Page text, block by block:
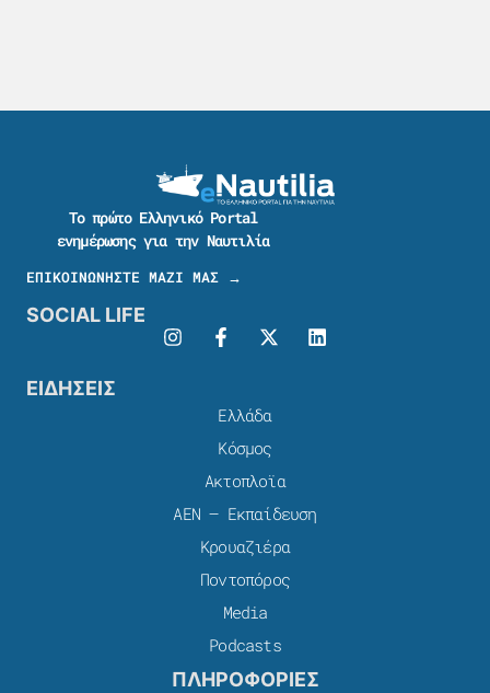
Το πρώτο Ελληνικό Portal
ενημέρωσης για την Ναυτιλία
ΕΠΙΚΟΙΝΩΝΗΣΤΕ ΜΑΖΙ ΜΑΣ →
SOCIAL LIFE
ΕΙΔΗΣΕΙΣ
Ελλάδα
Κόσμος
Ακτοπλοϊα
ΑΕΝ – Εκπαίδευση
Κρουαζιέρα
Ποντοπόρος
Media
Podcasts
ΠΛΗΡΟΦΟΡΙΕΣ